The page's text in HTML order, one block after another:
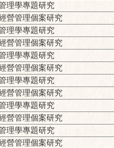
理學專題研究
營管理個案研究
理學專題研究
營管理個案研究
理學專題研究
營管理個案研究
理學專題研究
營管理個案研究
理學專題研究
營管理個案研究
理學專題研究
營管理個案研究